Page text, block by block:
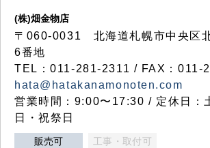
(株)畑金物店
〒060-0031 北海道札幌市中央区
6番地
TEL：011-281-2311 / FAX：011-
hata@hatakanamonoten.com
営業時間：9:00〜17:30 / 定休日：
日・祝祭日
販売可 工事・取付可